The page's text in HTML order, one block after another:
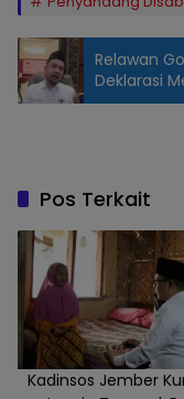
disabilitas di
hotel di Kota
Padang, Rabu
11/9/2024.
(Foto:
Nofri/Lensa
Nusantara)
Relawan
Deklarasi
Pos Terkait
Kadinsos Jember